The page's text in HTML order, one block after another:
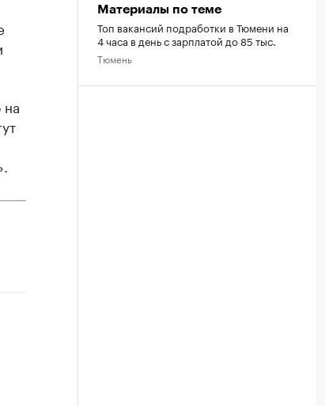
Материалы по теме
Топ вакансий подработки в Тюмени на
4 часа в день с зарплатой до 85 тыс.
Тюмень